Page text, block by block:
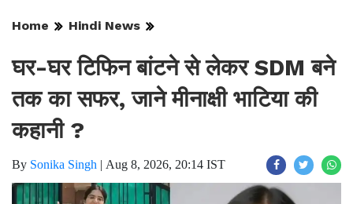
Home Hindi News
घर-घर टिफिन बांटने से लेकर SDM बने
तक का सफर, जाने मीनाक्षी भाटिया की
कहानी ?
By Sonika Singh | Aug 8, 2026, 20:14 IST